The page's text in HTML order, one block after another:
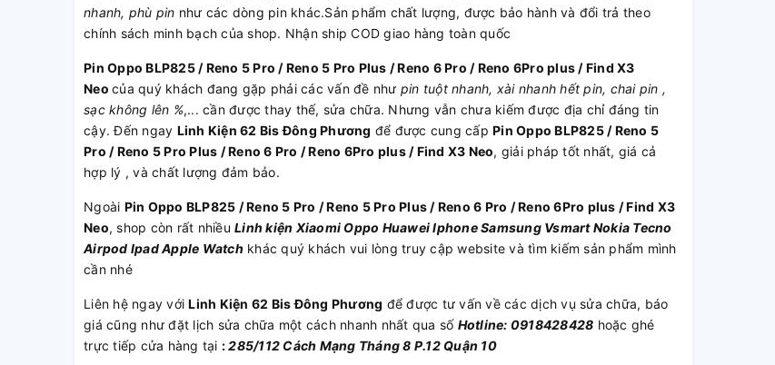
nhanh, phù pin như các dòng pin khác.Sản phẩm chất lượng, được bảo hành và đổi trả theo
chính sách minh bạch của shop. Nhận ship COD giao hàng toàn quốc
Pin Oppo BLP825 / Reno 5 Pro / Reno 5 Pro Plus / Reno 6 Pro / Reno 6Pro plus / Find X3
Neo của quý khách đang gặp phải các vấn đề như pin tuột nhanh, xài nhanh hết pin, chai pin ,
sạc không lên %,... cần được thay thế, sửa chữa. Nhưng vẫn chưa kiếm được địa chỉ đáng tin
cậy. Đến ngay Linh Kiện 62 Bis Đông Phương để được cung cấp Pin Oppo BLP825 / Reno 5
Pro / Reno 5 Pro Plus / Reno 6 Pro / Reno 6Pro plus / Find X3 Neo, giải pháp tốt nhất, giá cả
hợp lý , và chất lượng đảm bảo.
Ngoài Pin Oppo BLP825 / Reno 5 Pro / Reno 5 Pro Plus / Reno 6 Pro / Reno 6Pro plus / Find X3
Neo, shop còn rất nhiều Linh kiện Xiaomi Oppo HuaweiIphoneSamsung Vsmart Nokia Tecno
Airpod IpadApple Watch khác quý khách vui lòng truy cập website và tìm kiếm sản phẩm mình
cần nhé
Liên hệ ngay vớiLinh Kiện 62 Bis Đông Phương để được tư vấn về các dịch vụ sửa chữa, báo
giá cũng như đặt lịch sửa chữa một cách nhanh nhất qua số Hotline: 0918428428 hoặc ghé
trực tiếp cửa hàng tại :285/112 Cách Mạng Tháng 8 P.12 Quận 10